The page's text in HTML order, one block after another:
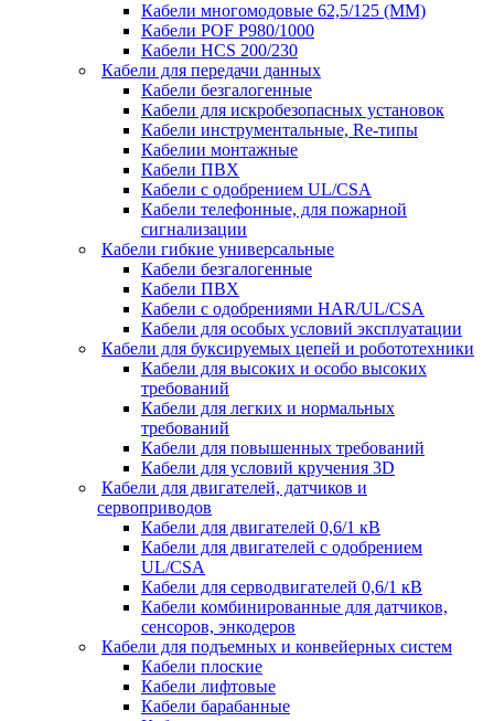
Кабели многомодовые 62,5/125 (ММ)
Кабели POF P980/1000
Кабели HCS 200/230
Кабели для передачи данных
Кабели безгалогенные
Кабели для искробезопасных установок
Кабели инструментальные, Re-типы
Кабелии монтажные
Кабели ПВХ
Кабели с одобрением UL/CSA
Кабели телефонные, для пожарной
сигнализации
Кабели гибкие универсальные
Кабели безгалогенные
Кабели ПВХ
Кабели с одобрениями HAR/UL/CSA
Кабели для особых условий эксплуатации
Кабели для буксируемых цепей и робототехники
Кабели для высоких и особо высоких
требований
Кабели для легких и нормальных
требований
Кабели для повышенных требований
Кабели для условий кручения 3D
Кабели для двигателей, датчиков и
сервоприводов
Кабели для двигателей 0,6/1 кВ
Кабели для двигателей с одобрением
UL/CSA
Кабели для серводвигателей 0,6/1 кВ
Кабели комбинированные для датчиков,
cенсоров, энкодеров
Кабели для подъемных и конвейерных систем
Кабели плоские
Кабели лифтовые
Кабели барабанные